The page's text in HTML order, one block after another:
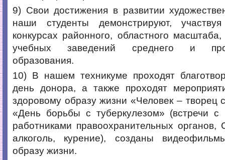
9) Свои достижения в развитии
наши студенты демонстрируют,
конкурсах районного, областного
учебных заведений среднего и
образования.
10) В нашем техникуме проходят
день донора, а также проходят
здоровому образу жизни «Человек – творец
«День борьбы с туберкулезом» (встречи с
работниками правоохранительных органов,
алкоголь, курение), созданы
образу жизни.